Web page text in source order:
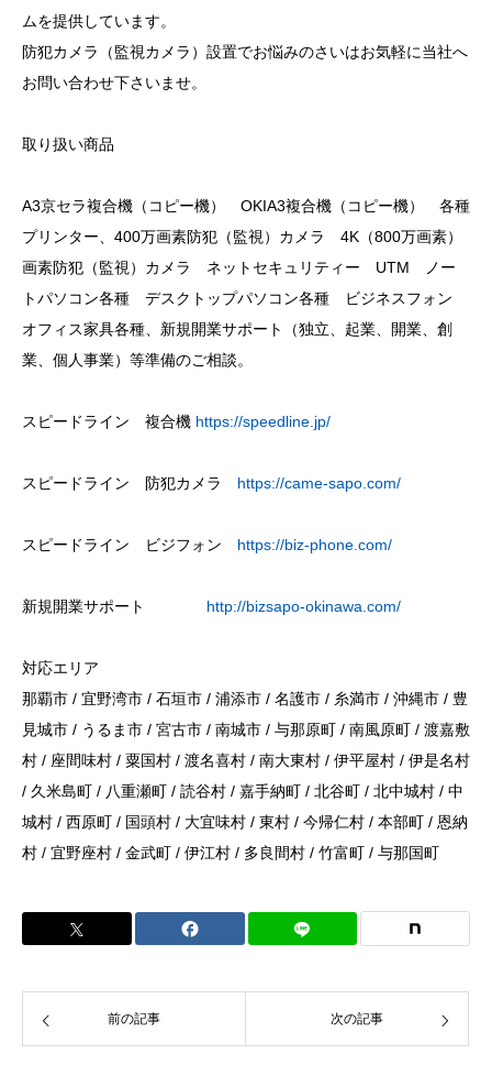
ムを提供しています。
防犯カメラ（監視カメラ）設置でお悩みのさいはお気軽に当社へ
お問い合わせ下さいませ。
取り扱い商品
A3京セラ複合機（コピー機） OKIA3複合機（コピー機） 各種
プリンター、400万画素防犯（監視）カメラ 4K（800万画素）
画素防犯（監視）カメラ ネットセキュリティー UTM ノー
トパソコン各種 デスクトップパソコン各種 ビジネスフォン
オフィス家具各種、新規開業サポート（独立、起業、開業、創
業、個人事業）等準備のご相談。
スピードライン 複合機 https://speedline.jp/
スピードライン 防犯カメラ https://came-sapo.com/
スピードライン ビジフォン https://biz-phone.com/
新規開業サポート http://bizsapo-okinawa.com/
対応エリア
那覇市 / 宜野湾市 / 石垣市 / 浦添市 / 名護市 / 糸満市 / 沖縄市 / 豊
見城市 / うるま市 / 宮古市 / 南城市 / 与那原町 / 南風原町 / 渡嘉敷
村 / 座間味村 / 粟国村 / 渡名喜村 / 南大東村 / 伊平屋村 / 伊是名村
/ 久米島町 / 八重瀬町 / 読谷村 / 嘉手納町 / 北谷町 / 北中城村 / 中
城村 / 西原町 / 国頭村 / 大宜味村 / 東村 / 今帰仁村 / 本部町 / 恩納
村 / 宜野座村 / 金武町 / 伊江村 / 多良間村 / 竹富町 / 与那国町
前の記事 次の記事